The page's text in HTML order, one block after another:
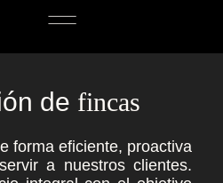
de fincas
forma eficiente, proactiva
a nuestros clientes.